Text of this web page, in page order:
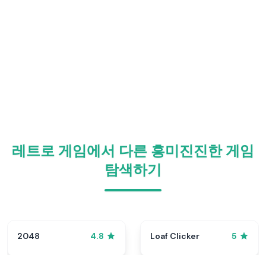
레트로 게임에서 다른 흥미진진한 게임
탐색하기
2048 4.8 Loaf Clicker 5